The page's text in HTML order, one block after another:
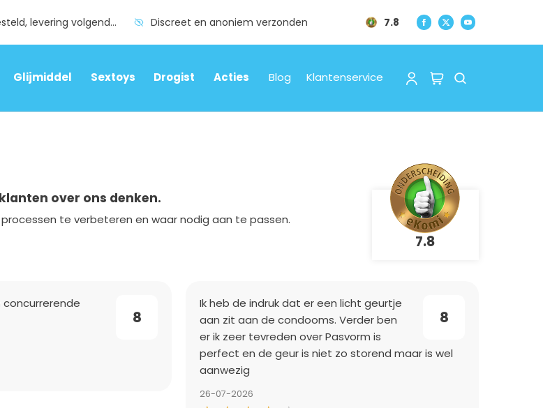
Vóór 17:00 uur besteld, levering volgende dag Discreet en anoniem verzonden 7.8
Blog Klantenservice
Glijmiddel Sextoys Drogist Acties
7.8
over ons denken.
te verbeteren en waar nodig aan te passen.
8 8
Ik heb de indruk dat er een licht geurtje
aan zit aan de condooms. Verder ben
er ik zeer tevreden over Pasvorm is
perfect en de geur is niet zo storend maar is wel
aanwezig
26-07-2026